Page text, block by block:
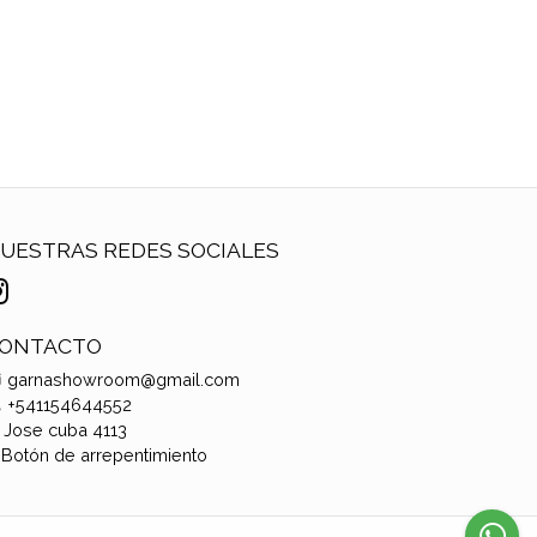
REDES SOCIALES
garnashowroom@gmail.com
+541154644552
Jose cuba 4113
de arrepentimiento